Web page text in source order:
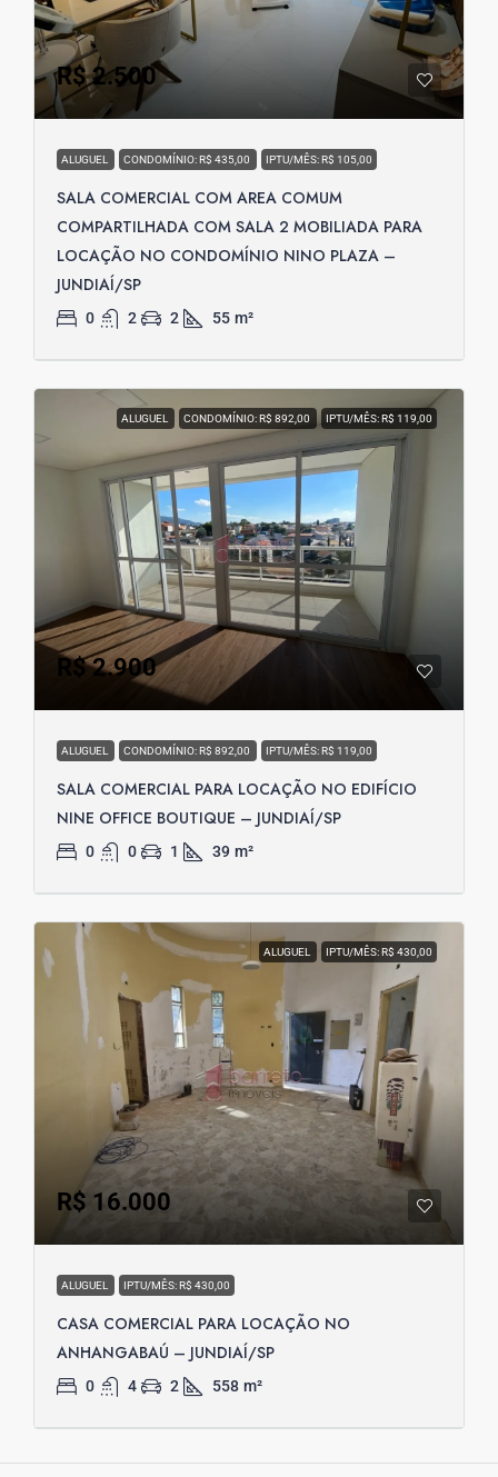
R$ 2.500
ALUGUEL CONDOMÍNIO: R$ 435,00 IPTU/MÊS: R$ 105,00
SALA COMERCIAL COM AREA COMUM
COMPARTILHADA COM SALA 2 MOBILIADA PARA
LOCAÇÃO NO CONDOMÍNIO NINO PLAZA –
JUNDIAÍ/SP
0 2 2 55 m²
ALUGUEL CONDOMÍNIO: R$ 892,00 IPTU/MÊS: R$ 119,00
R$ 2.900
ALUGUEL CONDOMÍNIO: R$ 892,00 IPTU/MÊS: R$ 119,00
SALA COMERCIAL PARA LOCAÇÃO NO EDIFÍCIO
NINE OFFICE BOUTIQUE – JUNDIAÍ/SP
0 0 1 39 m²
ALUGUEL IPTU/MÊS: R$ 430,00
R$ 16.000
ALUGUEL IPTU/MÊS: R$ 430,00
CASA COMERCIAL PARA LOCAÇÃO NO
ANHANGABAÚ – JUNDIAÍ/SP
0 4 2 558 m²